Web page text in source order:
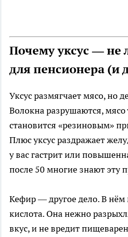
Почему уксус — не
для пенсионера (и
Уксус размягчает мясо, но
Волокна разрушаются, мясо
становится «резиновым»
Плюс уксус раздражает
у вас гастрит или
после 50 многие знают эту
Кефир — другое дело. В нём
кислота. Она нежно
вкус, и не вредит